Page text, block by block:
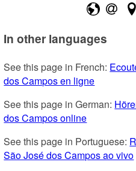
In other languages
See this page in French:
dos Campos en ligne
See this page in German:
dos Campos online
See this page in Portuguese:
São José dos Campos ao vivo